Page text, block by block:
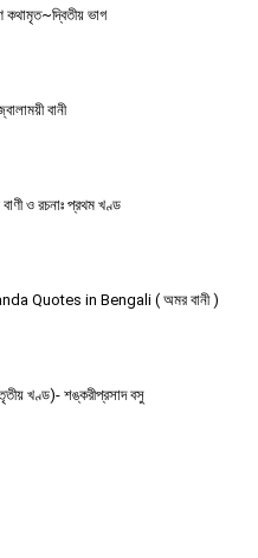
কথামৃত~দ্বিতীয় ভাগ
বানী
বাণী ও রচনাঃ প্রথম খণ্ড
Quotes in Bengali ( অমর বানী )
খণ্ড)- শঙ্করীপ্রসাদ বসু